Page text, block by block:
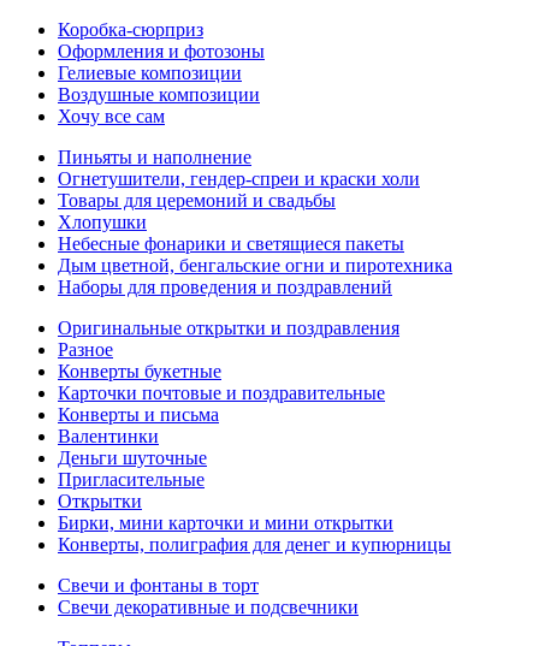
Коробка-сюрприз
Оформления и фотозоны
Гелиевые композиции
Воздушные композиции
Хочу все сам
Пиньяты и наполнение
Огнетушители, гендер-спреи и краски холи
Товары для церемоний и свадьбы
Хлопушки
Небесные фонарики и светящиеся пакеты
Дым цветной, бенгальские огни и пиротехника
Наборы для проведения и поздравлений
Оригинальные открытки и поздравления
Разное
Конверты букетные
Карточки почтовые и поздравительные
Конверты и письма
Валентинки
Деньги шуточные
Пригласительные
Открытки
Бирки, мини карточки и мини открытки
Конверты, полиграфия для денег и купюрницы
Свечи и фонтаны в торт
Свечи декоративные и подсвечники